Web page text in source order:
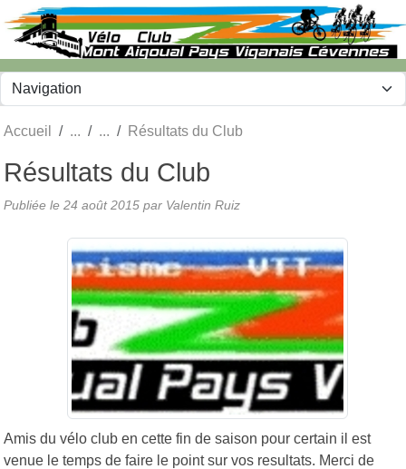
Accueil Résultats du Club
Résultats du Club
Publiée le 24 août 2015 par Valentin Ruiz
Amis du vélo club en cette fin de saison pour certain il est
venue le temps de faire le point sur vos resultats. Merci de
Panneau de gestion des cookies